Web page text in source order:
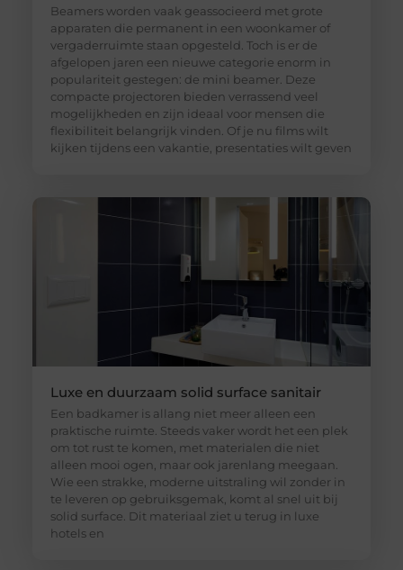
Beamers worden vaak geassocieerd met grote
apparaten die permanent in een woonkamer of
vergaderruimte staan opgesteld. Toch is er de
afgelopen jaren een nieuwe categorie enorm in
populariteit gestegen: de mini beamer. Deze
compacte projectoren bieden verrassend veel
mogelijkheden en zijn ideaal voor mensen die
flexibiliteit belangrijk vinden. Of je nu films wilt
kijken tijdens een vakantie, presentaties wilt geven
Luxe en duurzaam solid surface sanitair
Een badkamer is allang niet meer alleen een
praktische ruimte. Steeds vaker wordt het een plek
om tot rust te komen, met materialen die niet
alleen mooi ogen, maar ook jarenlang meegaan.
Wie een strakke, moderne uitstraling wil zonder in
te leveren op gebruiksgemak, komt al snel uit bij
solid surface. Dit materiaal ziet u terug in luxe
hotels en